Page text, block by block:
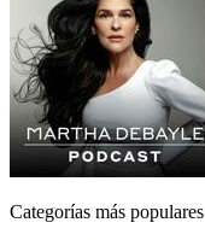
Categorías más populares